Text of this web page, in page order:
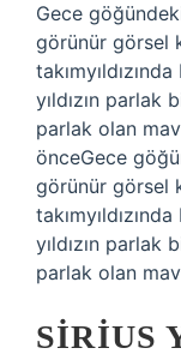
Gece
görünür görsel
yıldızın parlak
parlak olan
önceGece
görünür görsel
yıldızın parlak
parlak olan
SIRIUS